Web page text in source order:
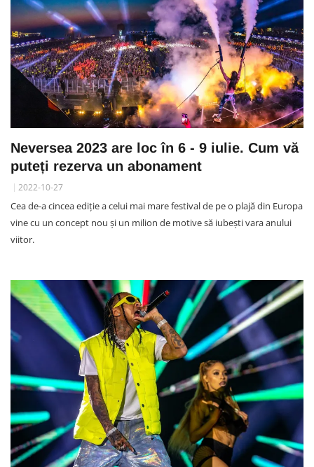
Neversea 2023 are loc în 6 - 9 iulie. Cum vă
puteți rezerva un abonament
2022-10-27
Cea de-a cincea ediție a celui mai mare festival de pe o plajă din Europa
vine cu un concept nou și un milion de motive să iubești vara anului
viitor.